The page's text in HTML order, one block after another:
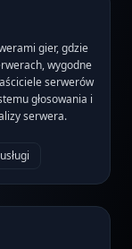
gier, gdzie
wygodne
serwerów
głosowania i
serwera.